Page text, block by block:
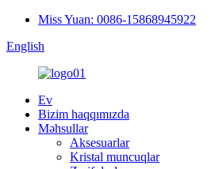
Miss Yuan: 0086-15868945922
English
Ev
Bizim haqqımızda
Məhsullar
Aksesuarlar
Kristal muncuqlar